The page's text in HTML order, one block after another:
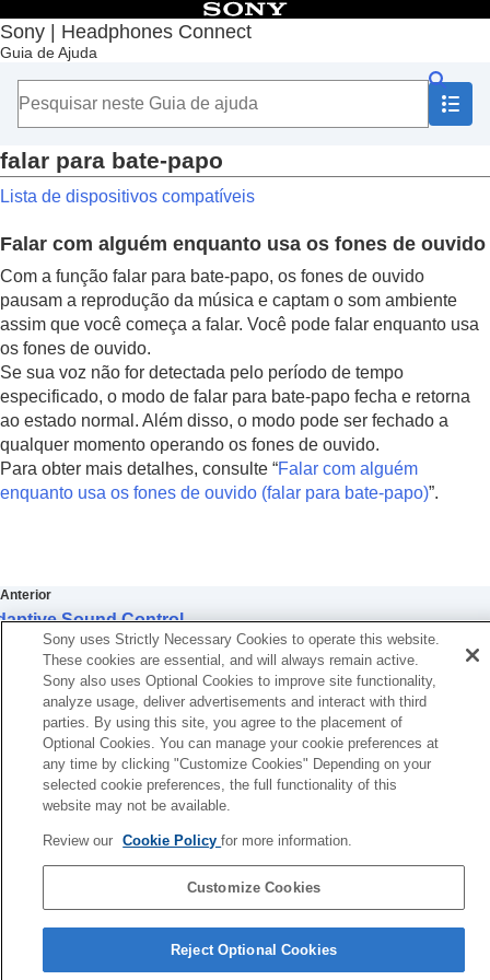
Sony | Headphones Connect
Guia de Ajuda
Índice
Início
Introdução
Como usar
Informações importantes
Solução de problemas
Acessibilidade
TalkBack,VoiceOver
falar para bate-papo
Escuta Segura
falar para bate-papo
Lista de dispositivos compatíveis
Falar com alguém enquanto usa os fones de ouvido
Com a função falar para bate-papo, os fones de ouvido
pausam a reprodução da música e captam o som ambiente
assim que você começa a falar. Você pode falar enquanto usa
os fones de ouvido.
Se sua voz não for detectada pelo período de tempo
especificado, o modo de falar para bate-papo fecha e retorna
ao estado normal. Além disso, o modo pode ser fechado a
qualquer momento operando os fones de ouvido.
Para obter mais detalhes, consulte “Falar com alguém
enquanto usa os fones de ouvido (falar para bate-papo)”.
Anterior
Sound Control
Seguinte
Escuta
Página de seleção de idioma
4-730-255-66(1)
Sony uses Strictly Necessary Cookies to operate this website.
These cookies are essential, and will always remain active.
Sony also uses Optional Cookies to improve site functionality,
analyze usage, deliver advertisements and interact with third
parties. By using this site, you agree to the placement of
Optional Cookies. You can manage your cookie preferences at
any time by clicking "Customize Cookies" Depending on your
selected cookie preferences, the full functionality of this
website may not be available.
Review our Cookie Policyfor more information.
Customize Cookies
Reject Optional Cookies